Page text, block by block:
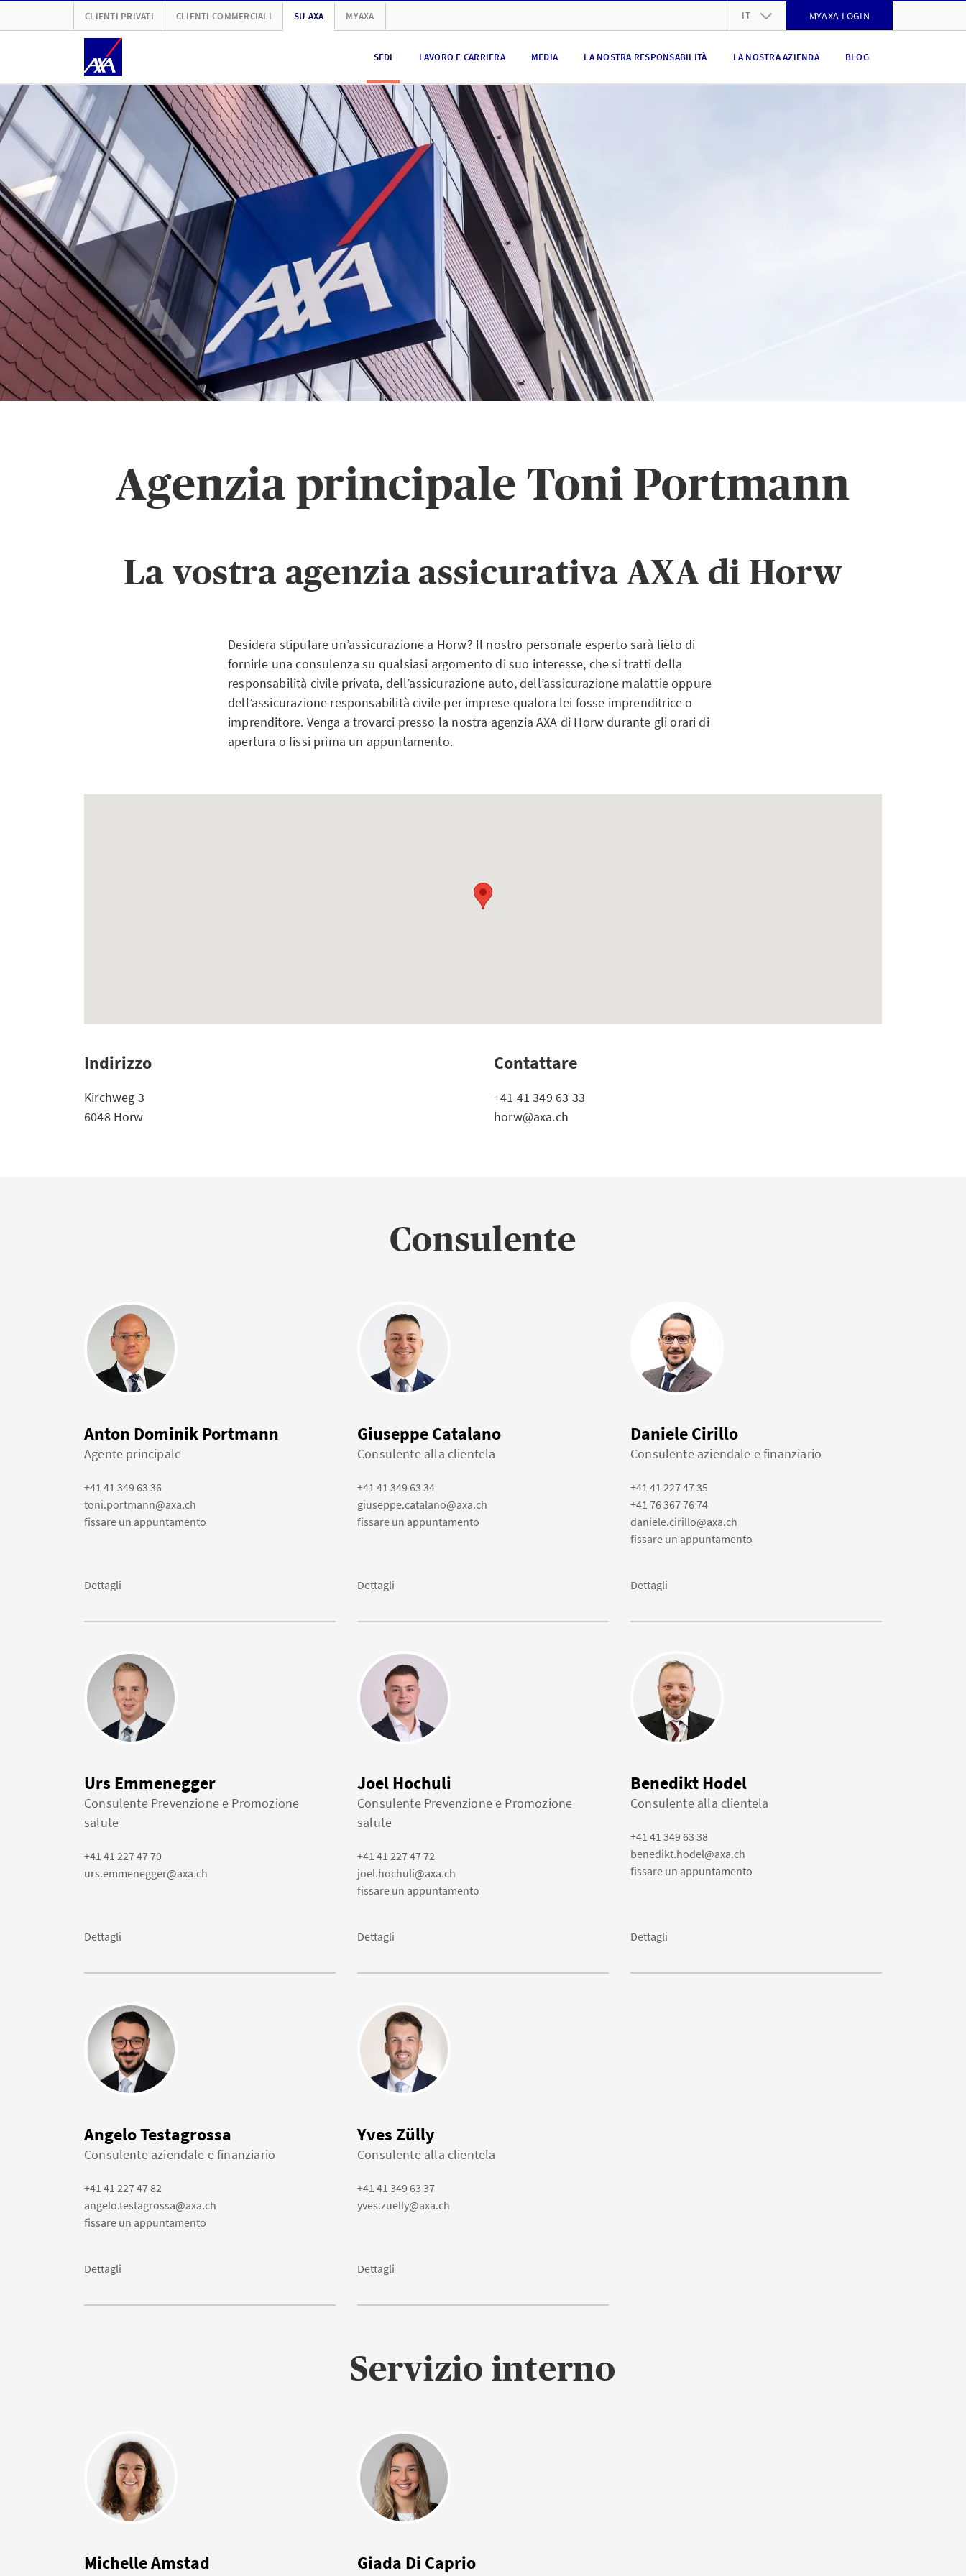
CLIENTI PRIVATI CLIENTI COMMERCIALI SU AXA MYAXA IT MYAXA LOGIN
SEDI LAVORO E CARRIERA MEDIA LA NOSTRA RESPONSABILITÀ LA NOSTRA AZIENDA BLOG
Agenzia principale Toni Portmann
La vostra agenzia assicurativa AXA di Horw
Desidera stipulare un’assicurazione a Horw? Il nostro personale esperto sarà lieto di
fornirle una consulenza su qualsiasi argomento di suo interesse, che si tratti della
responsabilità civile privata, dell’assicurazione auto, dell’assicurazione malattie oppure
dell’assicurazione responsabilità civile per imprese qualora lei fosse imprenditrice o
imprenditore. Venga a trovarci presso la nostra agenzia AXA di Horw durante gli orari di
apertura o fissi prima un appuntamento.
Indirizzo
Kirchweg 3
6048 Horw
Contattare
+41 41 349 63 33
horw@axa.ch
Consulente
Anton Dominik Portmann
Agente principale
+41 41 349 63 36
toni.portmann@axa.ch
fissare un appuntamento
Dettagli
Giuseppe Catalano
Consulente alla clientela
+41 41 349 63 34
giuseppe.catalano@axa.ch
fissare un appuntamento
Dettagli
Daniele Cirillo
Consulente aziendale e finanziario
+41 41 227 47 35
+41 76 367 76 74
daniele.cirillo@axa.ch
fissare un appuntamento
Dettagli
Urs Emmenegger
Consulente Prevenzione e Promozione
salute
+41 41 227 47 70
urs.emmenegger@axa.ch
Dettagli
Joel Hochuli
Consulente Prevenzione e Promozione
salute
+41 41 227 47 72
joel.hochuli@axa.ch
fissare un appuntamento
Dettagli
Benedikt Hodel
Consulente alla clientela
+41 41 349 63 38
benedikt.hodel@axa.ch
fissare un appuntamento
Dettagli
Angelo Testagrossa
Consulente aziendale e finanziario
+41 41 227 47 82
angelo.testagrossa@axa.ch
fissare un appuntamento
Dettagli
Yves Zülly
Consulente alla clientela
+41 41 349 63 37
yves.zuelly@axa.ch
Dettagli
Servizio interno
Michelle Amstad Giada Di Caprio